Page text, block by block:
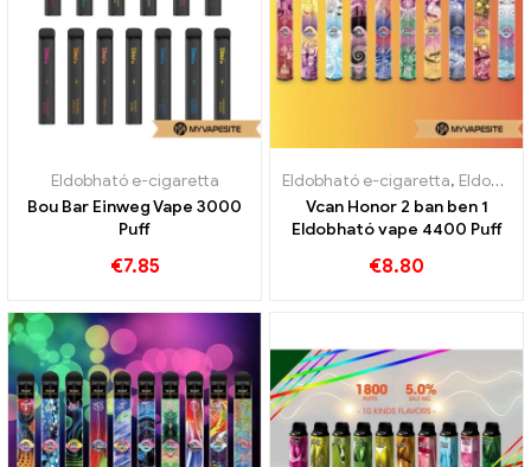
Eldobható e-cigaretta
Bou Bar Einweg Vape 3000
Puff
€7.85
Eldobható e-cigaretta, Eldobható e-cigaretta Ausztria
Vcan Honor 2 ban ben 1
Eldobható vape 4400 Puff
€8.80